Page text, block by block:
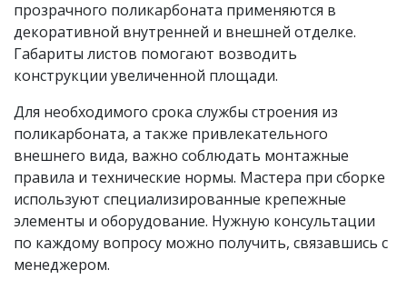
прозрачного поликарбоната применяются в
декоративной внутренней и внешней отделке.
Габариты листов помогают возводить
конструкции увеличенной площади.
Для необходимого срока службы строения из
поликарбоната, а также привлекательного
внешнего вида, важно соблюдать монтажные
правила и технические нормы. Мастера при сборке
используют специализированные крепежные
элементы и оборудование. Нужную консультации
по каждому вопросу можно получить, связавшись с
менеджером.